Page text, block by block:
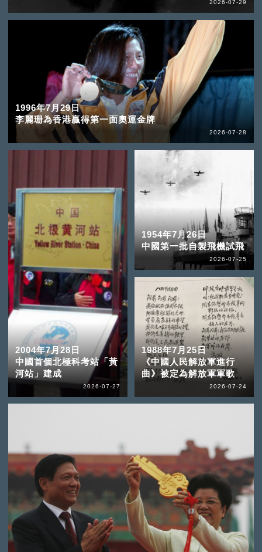
2026-07-29
1996年7月29日
李麗珊為香港贏得第一面奧運金牌
2026-07-28
2004年7月28日
中國首個北極科考站「黃
河站」建成
2026-07-27
1954年7月26日
中國第一批自製飛機試飛
2026-07-25
1988年7月25日
《中國人民解放軍進行
曲》被定為解放軍軍歌
2026-07-24